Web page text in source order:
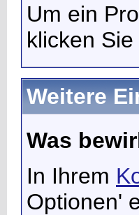
Um ein
klicken
Weitere
Was
In Ihrem
Optionen'